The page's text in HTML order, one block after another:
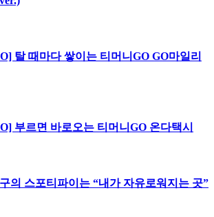
탈 때마다 쌓이는 티머니GO GO마일리
부르면 바로오는 티머니GO 온다택시
의 스포티파이는 “내가 자유로워지는 곳”